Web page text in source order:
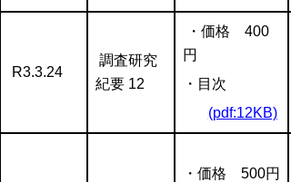
R3.3.24
調査研究
紀要 12
・価格 400
円
・目次
(pdf:12KB)
・価格 500円